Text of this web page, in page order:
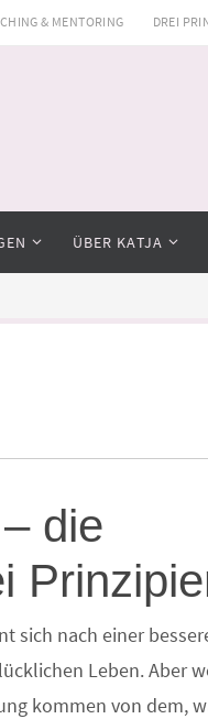
& MENTORING DREI
ÜBER KATJA
die
sich nach einer
Leben. Aber
kommen von dem,